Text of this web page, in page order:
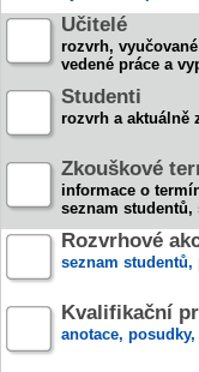
Učitelé
rozvrh,
vedené práce a
Studenti
rozvrh a aktuálně
Zkouškové
informace o
seznam studentů,
Rozvrhové
seznam
Kvalifikační
anotace,